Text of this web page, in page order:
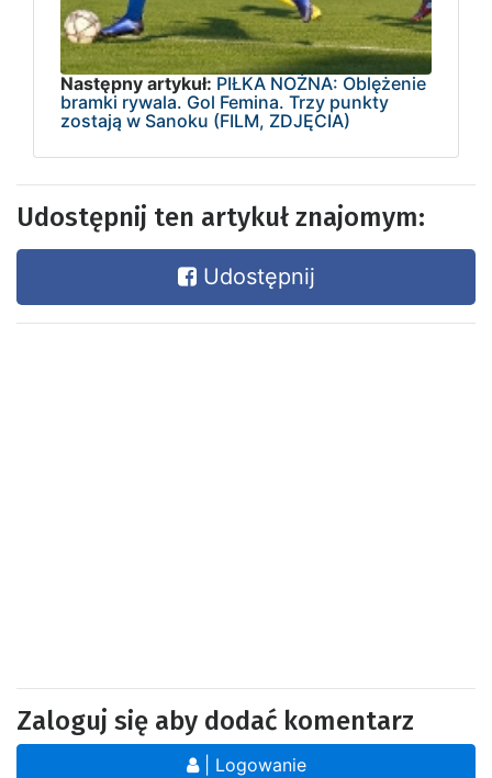
Następny artykuł: PIŁKA NOŻNA: Oblężenie
bramki rywala. Gol Femina. Trzy punkty
zostają w Sanoku (FILM, ZDJĘCIA)
Udostępnij ten artykuł znajomym:
Udostępnij
Zaloguj się aby dodać komentarz
| Logowanie